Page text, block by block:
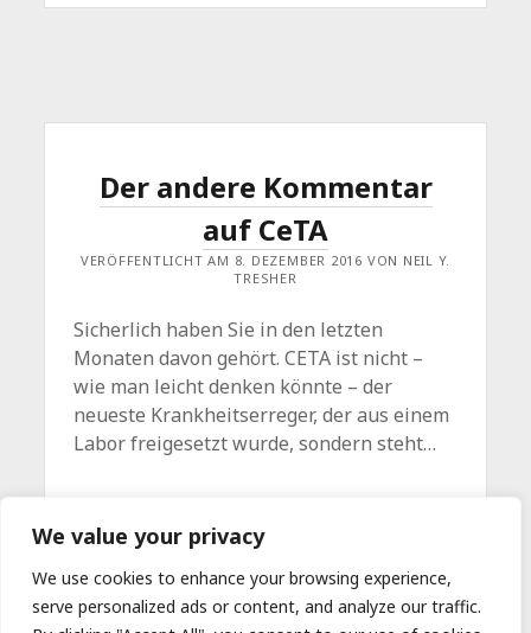
We value your privacy
We use cookies to enhance your browsing experience,
serve personalized ads or content, and analyze our traffic.
Der andere Kommentar
auf CeTA
VERÖFFENTLICHT AM 8. DEZEMBER 2016 VON NEIL Y.
TRESHER
Sicherlich haben Sie in den letzten
Monaten davon gehört. CETA ist nicht –
wie man leicht denken könnte – der
neueste Krankheitserreger, der aus einem
Labor freigesetzt wurde, sondern steht…
ANDERE
AUF
CETA